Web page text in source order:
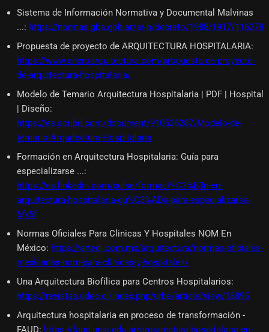
Sistema de Información Normativa y Documental Malvinas
...: https://normas.gba.gob.ar/ar-b/decreto/1988/1917/116278
Propuesta de proyecto de ARQUITECTURA HOSPITALARIA:
https://www.eneroarquitectura.com/propuesta-de-proyecto-
de-arquitectura-hospitalaria/
Modelo de Temario Arquitectura Hospitalaria | PDF | Hospital
| Diseño:
https://es.scribd.com/document/910526287/Modelo-de-
temario-Arquitectura-Hospitalaria
Formación en Arquitectura Hospitalaria: Guía para
especializarse ...:
https://es.linkedin.com/pulse/formaci%C3%B3n-en-
arquitectura-hospitalaria-gu%C3%ADa-para-especializarse-
5fx5f
Normas Oficiales Para Clinicas Y Hospitales NOM En
México: https://artedi.com.mx/arquitectura/normas-oficiales-
mexicanas-nom-para-clinicas-y-hospitales/
Una Arquitectura Biofílica para Centros Hospitalarios:
https://revistas.udec.cl/index.php/urbe/article/view/18895
Arquitectura hospitalaria en proceso de transformación -
FAUD: https://faud.unsj.edu.ar/arquitectura-hospitalaria-en-